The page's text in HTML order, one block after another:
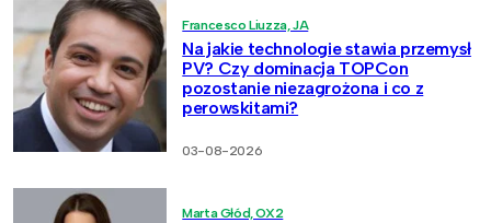
Francesco Liuzza, JA
Na jakie technologie stawia przemysł
PV? Czy dominacja TOPCon
pozostanie niezagrożona i co z
perowskitami?
03-08-2026
Marta Głód, OX2